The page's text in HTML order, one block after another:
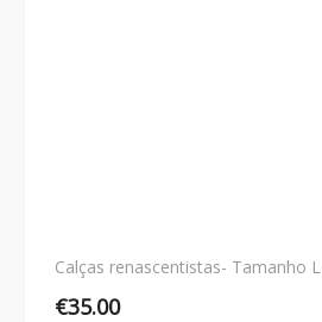
Calças renascentistas- Tamanho L
€35.00